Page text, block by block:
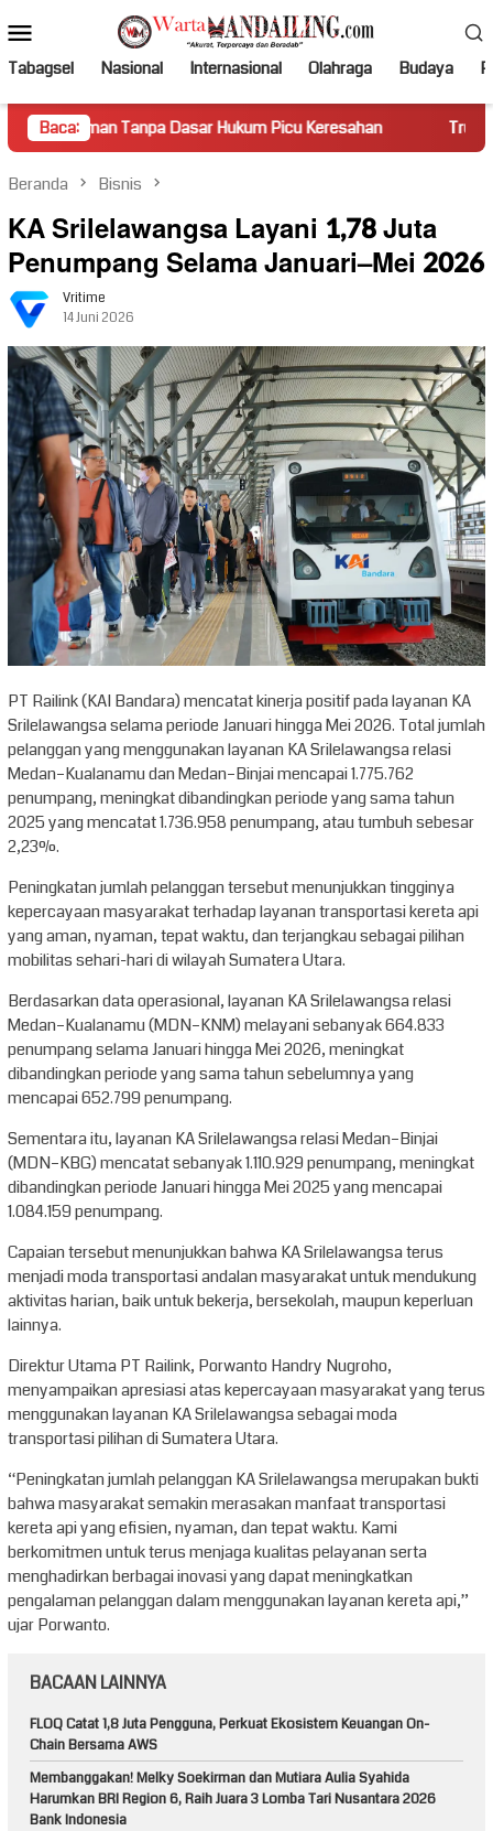
ke
kontenMobile
Tabagsel Nasional Internasional Olahraga Budaya
Baca:
Dasar Hukum Picu Keresahan Truk Miring Hambat
Beranda Bisnis
KA Srilelawangsa Layani 1,78 Juta
Penumpang Selama Januari–Mei 2026
Vritime
14 Juni 2026
PT Railink (KAI Bandara) mencatat kinerja positif pada layanan KA
Srilelawangsa selama periode Januari hingga Mei 2026. Total jumlah
pelanggan yang menggunakan layanan KA Srilelawangsa relasi
Medan–Kualanamu dan Medan–Binjai mencapai 1.775.762
penumpang, meningkat dibandingkan periode yang sama tahun
2025 yang mencatat 1.736.958 penumpang, atau tumbuh sebesar
2,23%.
Peningkatan jumlah pelanggan tersebut menunjukkan tingginya
kepercayaan masyarakat terhadap layanan transportasi kereta api
yang aman, nyaman, tepat waktu, dan terjangkau sebagai pilihan
mobilitas sehari-hari di wilayah Sumatera Utara.
Berdasarkan data operasional, layanan KA Srilelawangsa relasi
Medan–Kualanamu (MDN–KNM) melayani sebanyak 664.833
penumpang selama Januari hingga Mei 2026, meningkat
dibandingkan periode yang sama tahun sebelumnya yang
mencapai 652.799 penumpang.
Sementara itu, layanan KA Srilelawangsa relasi Medan–Binjai
(MDN–KBG) mencatat sebanyak 1.110.929 penumpang, meningkat
dibandingkan periode Januari hingga Mei 2025 yang mencapai
1.084.159 penumpang.
Capaian tersebut menunjukkan bahwa KA Srilelawangsa terus
menjadi moda transportasi andalan masyarakat untuk mendukung
aktivitas harian, baik untuk bekerja, bersekolah, maupun keperluan
lainnya.
Direktur Utama PT Railink, Porwanto Handry Nugroho,
menyampaikan apresiasi atas kepercayaan masyarakat yang terus
menggunakan layanan KA Srilelawangsa sebagai moda
transportasi pilihan di Sumatera Utara.
“Peningkatan jumlah pelanggan KA Srilelawangsa merupakan bukti
bahwa masyarakat semakin merasakan manfaat transportasi
kereta api yang efisien, nyaman, dan tepat waktu. Kami
berkomitmen untuk terus menjaga kualitas pelayanan serta
menghadirkan berbagai inovasi yang dapat meningkatkan
pengalaman pelanggan dalam menggunakan layanan kereta api,”
ujar Porwanto.
BACAAN LAINNYA
FLOQ Catat 1,8 Juta Pengguna, Perkuat Ekosistem Keuangan On-
Chain Bersama AWS
Membanggakan! Melky Soekirman dan Mutiara Aulia Syahida
Harumkan BRI Region 6, Raih Juara 3 Lomba Tari Nusantara 2026
Bank Indonesia